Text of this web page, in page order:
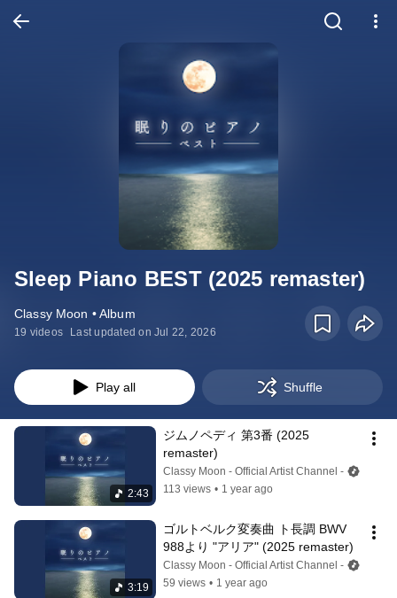
Sleep Piano BEST (2025 remaster)
Classy Moon • Album
19 videos Last updated on Jul 22, 2026
Play all Shuffle
2:43
ジムノペディ 第3番 (2025
remaster)
Classy Moon - Official Artist Channel -
113 views • 1 year ago
3:19
ゴルトベルク変奏曲 ト長調 BWV
988より "アリア" (2025 remaster)
Classy Moon - Official Artist Channel -
59 views • 1 year ago